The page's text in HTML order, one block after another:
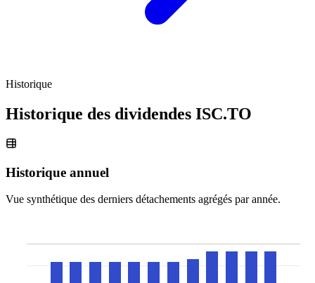
Historique
Historique des dividendes ISC.TO
Historique annuel
Vue synthétique des derniers détachements agrégés par année.